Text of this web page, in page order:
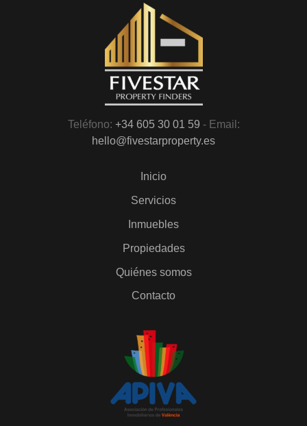
Teléfono: +34 605 30 01 59 - Email:
hello@fivestarproperty.es
Inicio
Servicios
Inmuebles
Propiedades
Quiénes somos
Contacto